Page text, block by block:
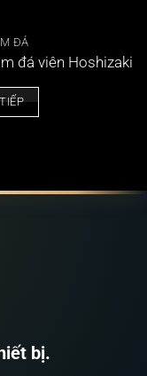
ĐÁ
đá viên Hoshizaki
bị.